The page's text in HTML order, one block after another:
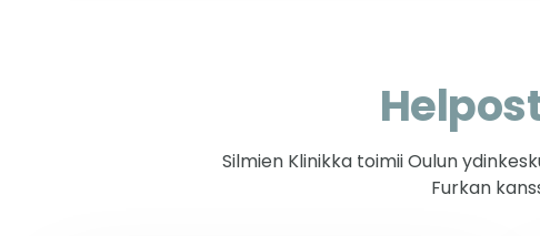
Silmien Klinikka toimii Oulun
Furkan